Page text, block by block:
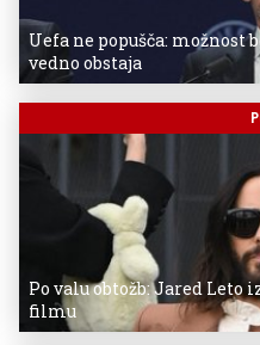
Uefa ne popušča:
vedno obstaja
Po valu obtožb: Jared
filmu